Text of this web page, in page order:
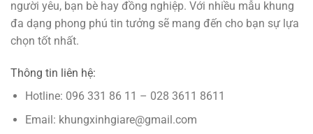
người yêu, bạn bè hay đồng nghiệp. Với nhiều mẫu khung
đa dạng phong phú tin tưởng sẽ mang đến cho bạn sự lựa
chọn tốt nhất.
Thông tin liên hệ:
Hotline: 096 331 86 11 – 028 3611 8611
Email: khungxinhgiare@gmail.com